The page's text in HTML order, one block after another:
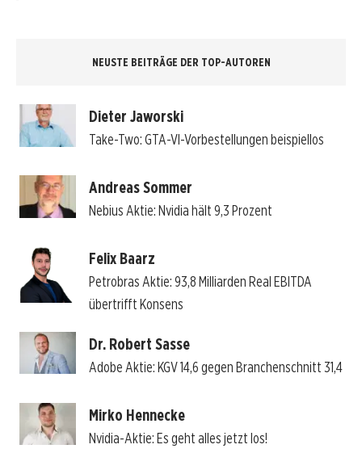
NEUSTE BEITRÄGE DER TOP-AUTOREN
Dieter Jaworski
Take-Two: GTA-VI-Vorbestellungen beispiellos
Andreas Sommer
Nebius Aktie: Nvidia hält 9,3 Prozent
Felix Baarz
Petrobras Aktie: 93,8 Milliarden Real EBITDA
übertrifft Konsens
Dr. Robert Sasse
Adobe Aktie: KGV 14,6 gegen Branchenschnitt 31,4
Mirko Hennecke
Nvidia-Aktie: Es geht alles jetzt los!